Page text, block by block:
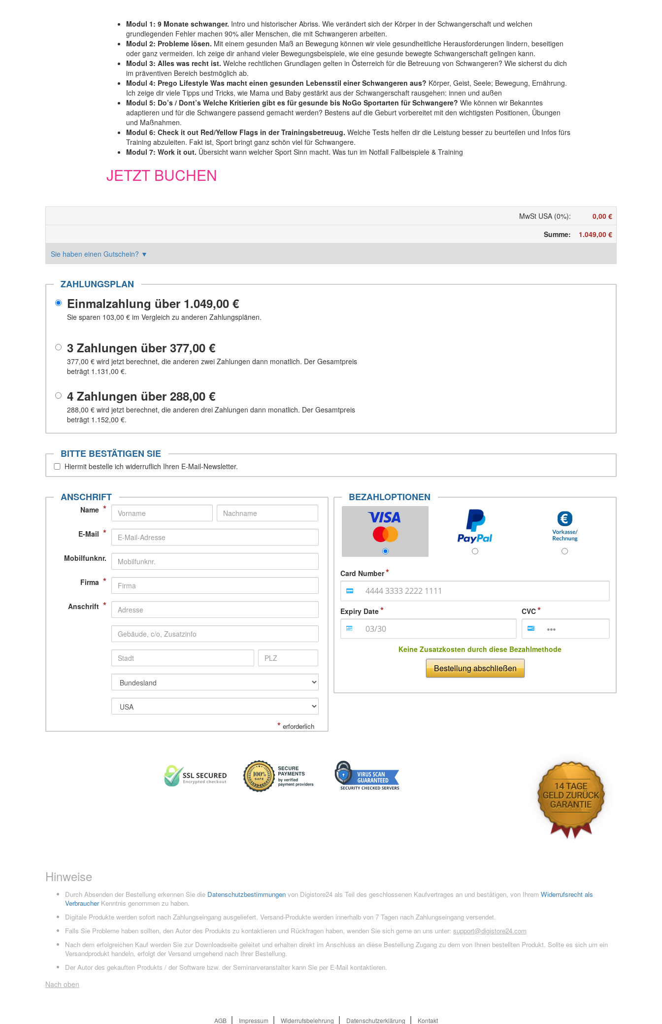
Modul 1: 9 Monate schwanger. Intro und historischer Abriss. Wie verändert sich der Körper in der Schwangerschaft und welchen
grundlegenden Fehler machen 90% aller Menschen, die mit Schwangeren arbeiten.
Modul 2: Probleme lösen. Mit einem gesunden Maß an Bewegung können wir viele gesundheitliche Herausforderungen lindern, beseitigen
oder ganz vermeiden. Ich zeige dir anhand vieler Bewegungsbeispiele, wie eine gesunde bewegte Schwangerschaft gelingen kann.
Modul 3: Alles was recht ist. Welche rechtlichen Grundlagen gelten in Österreich für die Betreuung von Schwangeren? Wie sicherst du dich
im präventiven Bereich bestmöglich ab.
Modul 4: Prego Lifestyle Was macht einen gesunden Lebensstil einer Schwangeren aus? Körper, Geist, Seele; Bewegung, Ernährung.
Ich zeige dir viele Tipps und Tricks, wie Mama und Baby gestärkt aus der Schwangerschaft rausgehen: innen und außen
Modul 5: Do’s / Dont’s Welche Kritierien gibt es für gesunde bis NoGo Sportarten für Schwangere? Wie können wir Bekanntes
adaptieren und für die Schwangere passend gemacht werden? Bestens auf die Geburt vorbereitet mit den wichtigsten Positionen, Übungen
und Maßnahmen.
Modul 6: Check it out Red/Yellow Flags in der Trainingsbetreuug. Welche Tests helfen dir die Leistung besser zu beurteilen und Infos fürs
Training abzuleiten. Fakt ist, Sport bringt ganz schön viel für Schwangere.
Modul 7: Work it out. Übersicht wann welcher Sport Sinn macht. Was tun im Notfall Fallbeispiele & Training
JETZT BUCHEN
MwSt USA (0%):
0,00 €
Summe:
1.049,00 €
Sie haben einen Gutschein? ▼
ZAHLUNGSPLAN
Einmalzahlung über 1.049,00 €
Sie sparen 103,00 € im Vergleich zu anderen Zahlungsplänen.
3 Zahlungen über 377,00 €
377,00 € wird jetzt berechnet, die anderen zwei Zahlungen dann monatlich. Der Gesamtpreis
beträgt 1.131,00 €.
4 Zahlungen über 288,00 €
288,00 € wird jetzt berechnet, die anderen drei Zahlungen dann monatlich. Der Gesamtpreis
beträgt 1.152,00 €.
BITTE BESTÄTIGEN SIE
Hiermit bestelle ich widerruflich Ihren E-Mail-Newsletter.
ANSCHRIFT
Name *
E-Mail *
Mobilfunknr.
Firma *
Anschrift *
* erforderlich
BEZAHLOPTIONEN
Card Number
Expiry Date CVC
Keine Zusatzkosten durch diese Bezahlmethode
Bestellung abschließen
Hinweise
Durch Absenden der Bestellung erkennen Sie die Datenschutzbestimmungen von Digistore24 als Teil des geschlossenen Kaufvertrages an und bestätigen, von Ihrem Widerrufsrecht als
VerbraucherKenntnis genommen zu haben.
Digitale Produkte werden sofort nach Zahlungseingang ausgeliefert. Versand-Produkte werden innerhalb von 7 Tagen nach Zahlungseingang versendet.
Falls Sie Probleme haben sollten, den Autor des Produkts zu kontaktieren und Rückfragen haben, wenden Sie sich gerne an uns unter: support@digistore24.com
Nach dem erfolgreichen Kauf werden Sie zur Downloadseite geleitet und erhalten direkt im Anschluss an diese Bestellung Zugang zu dem von Ihnen bestellten Produkt. Sollte es sich um ein
Versandprodukt handeln, erfolgt der Versand umgehend nach Ihrer Bestellung.
Der Autor des gekauften Produkts / der Software bzw. der Seminarveranstalter kann Sie per E-Mail kontaktieren.
Nach oben
AGB Impressum Widerrufsbelehrung Datenschutzerklärung Kontakt